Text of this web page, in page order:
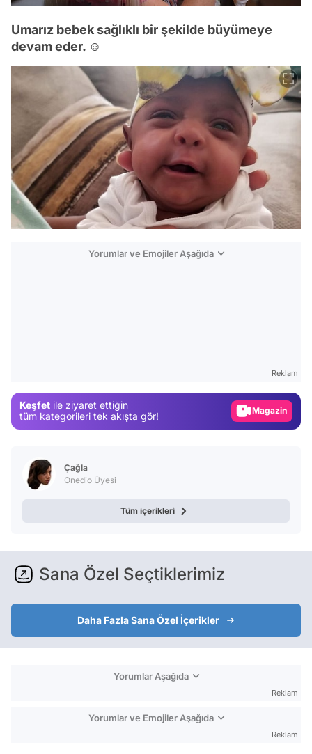
Umarız bebek sağlıklı bir şekilde büyümeye
devam eder. ☺
Yorumlar ve Emojiler Aşağıda
Reklam
Keşfet ile ziyaret ettiğin
tüm kategorileri tek akışta gör!
Video
Çağla
Onedio Üyesi
Tüm içerikleri
Sana Özel Seçtiklerimiz
Daha Fazla Sana Özel İçerikler
Yorumlar Aşağıda
Reklam
Yorumlar ve Emojiler Aşağıda
Reklam